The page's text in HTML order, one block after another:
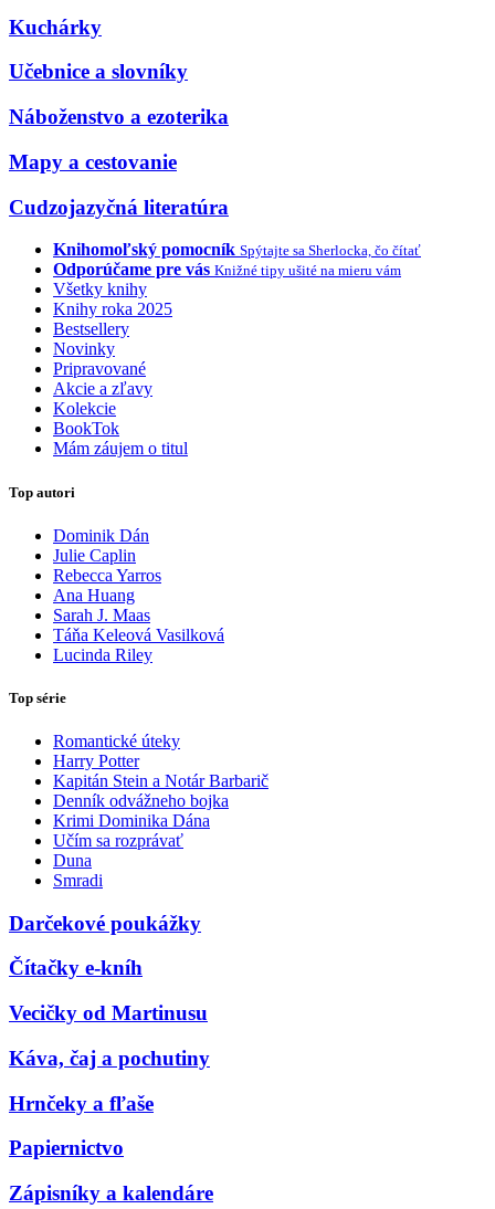
Kuchárky
Učebnice a slovníky
Náboženstvo a ezoterika
Mapy a cestovanie
Cudzojazyčná literatúra
Knihomoľský pomocník Spýtajte sa Sherlocka, čo čítať
Odporúčame pre vás Knižné tipy ušité na mieru vám
Všetky knihy
Knihy roka 2025
Bestsellery
Novinky
Pripravované
Akcie a zľavy
Kolekcie
BookTok
Mám záujem o titul
Top autori
Dominik Dán
Julie Caplin
Rebecca Yarros
Ana Huang
Sarah J. Maas
Táňa Keleová Vasilková
Lucinda Riley
Top série
Romantické úteky
Harry Potter
Kapitán Stein a Notár Barbarič
Denník odvážneho bojka
Krimi Dominika Dána
Učím sa rozprávať
Duna
Smradi
Darčekové poukážky
Čítačky e-kníh
Vecičky od Martinusu
Káva, čaj a pochutiny
Hrnčeky a fľaše
Papiernictvo
Zápisníky a kalendáre